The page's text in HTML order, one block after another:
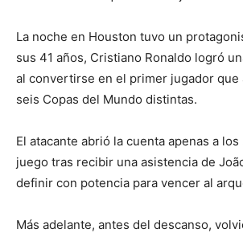
La noche en Houston tuvo un
sus 41 años, Cristiano Ronaldo logró
al convertirse en el primer jugador que
seis Copas del Mundo distintas.
El atacante abrió la cuenta apenas a
juego tras recibir una asistencia de
definir con potencia para vencer al
Más adelante, antes del descanso,